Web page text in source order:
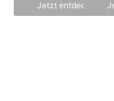
Jetzt entdecken